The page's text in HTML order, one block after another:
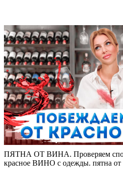
ПЯТНА ОТ ВИНА. Проверяем
красное ВИНО с одежды. пятна от